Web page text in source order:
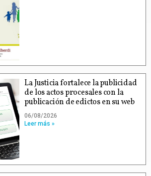
La Justicia fortalece la publicidad
de los actos procesales con la
publicación de edictos en su web
06/08/2026
Leer más »